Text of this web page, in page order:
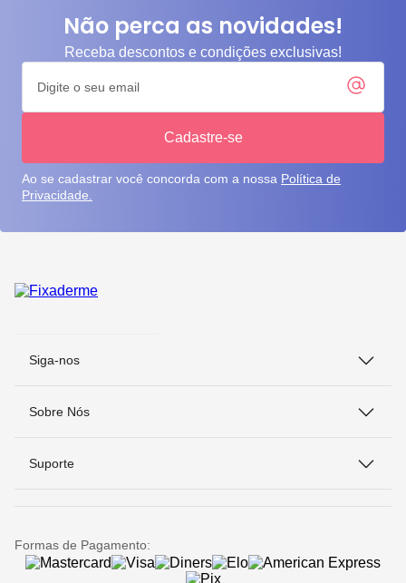
Não perca as novidades!
Receba descontos e condições exclusivas!
Cadastre-se
Ao se cadastrar você concorda com a nossa Política de
Privacidade.
Siga-nos
Sobre Nós
Suporte
Formas de Pagamento: